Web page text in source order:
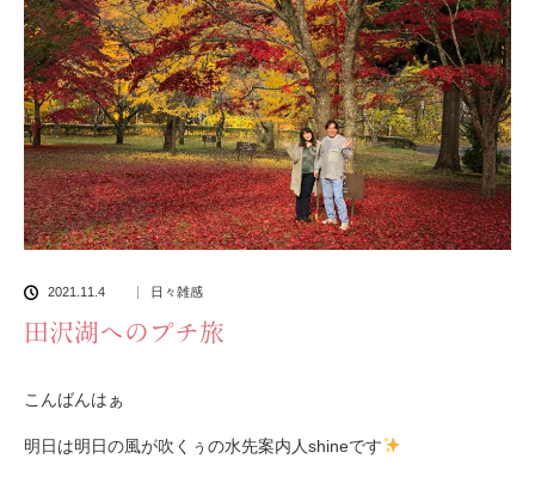
2021.11.4 日々雑感
田沢湖へのプチ旅
こんばんはぁ
明日は明日の風が吹くぅの水先案内人shineです